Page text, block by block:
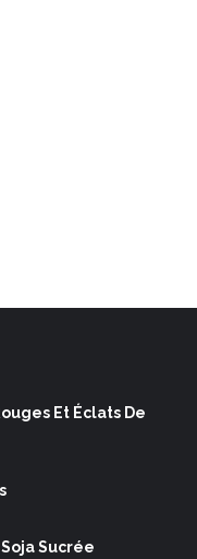
Et Éclats De
Sucrée